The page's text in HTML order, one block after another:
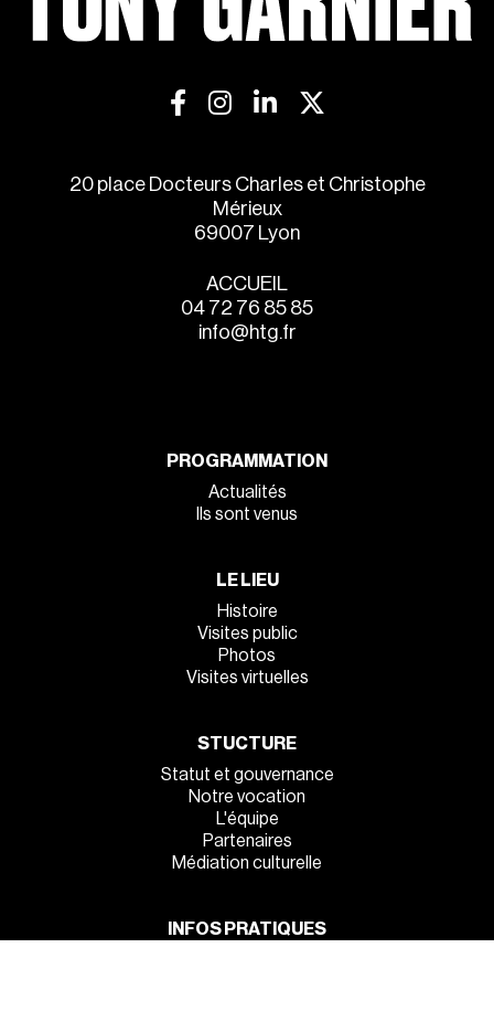
20 place Docteurs Charles et Christophe
Mérieux
69007 Lyon
ACCUEIL
04 72 76 85 85
info@htg.fr
PROGRAMMATION
Actualités
Ils sont venus
LE LIEU
Histoire
Visites public
Photos
Visites virtuelles
STUCTURE
Statut et gouvernance
Notre vocation
L'équipe
Partenaires
Médiation culturelle
INFOS PRATIQUES